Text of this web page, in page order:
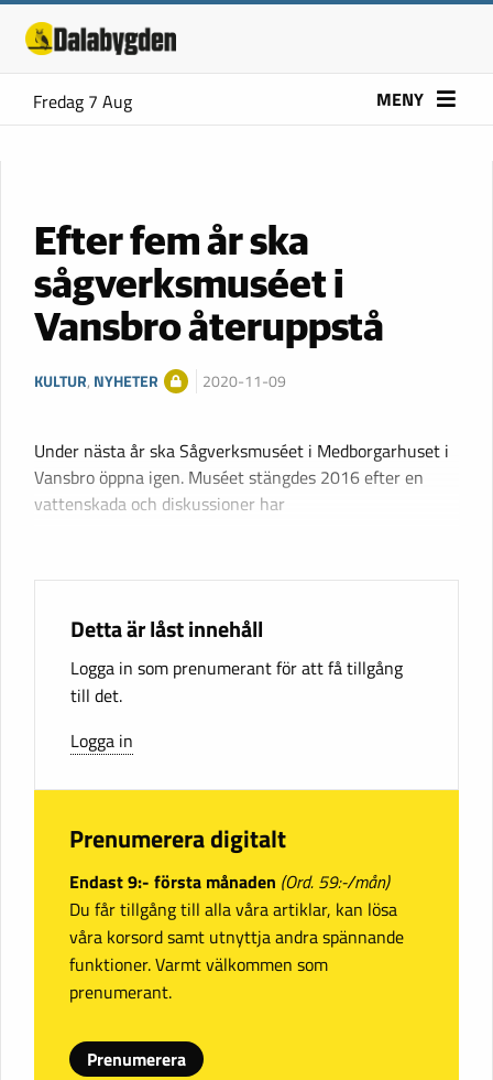
Fredag 7 Aug MENY
Efter fem år ska
sågverksmuséet i
Vansbro återuppstå
KULTUR, NYHETER 2020-11-09
Under nästa år ska Sågverksmuséet i Medborgarhuset i
Vansbro öppna igen. Muséet stängdes 2016 efter en
vattenskada och diskussioner har
Detta är låst innehåll
Logga in som prenumerant för att få tillgång
till det.
Logga in
Prenumerera digitalt
Endast 9:- första månaden (Ord. 59:-/mån)
Du får tillgång till alla våra artiklar, kan lösa
våra korsord samt utnyttja andra spännande
funktioner. Varmt välkommen som
prenumerant.
Prenumerera